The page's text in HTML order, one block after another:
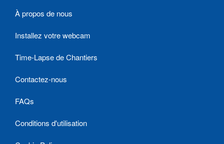
À propos de nous
Installez votre webcam
Time-Lapse de Chantiers
Contactez-nous
FAQs
Conditions d'utilisation